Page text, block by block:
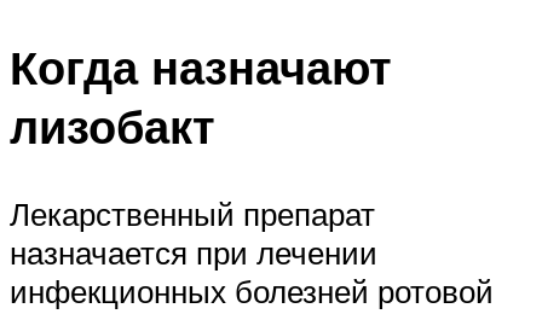
Когда назначают
лизобакт
Лекарственный препарат
назначается при лечении
инфекционных болезней ротовой